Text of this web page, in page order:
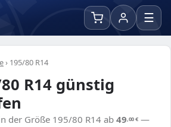
☰
› 195/80 R14
R14 günstig
der Größe 195/80 R14 ab 49,00€ —